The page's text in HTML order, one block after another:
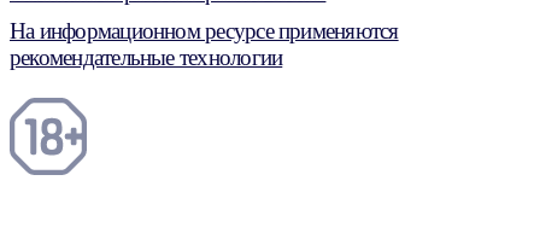
На информационном ресурсе применяются
рекомендательные технологии